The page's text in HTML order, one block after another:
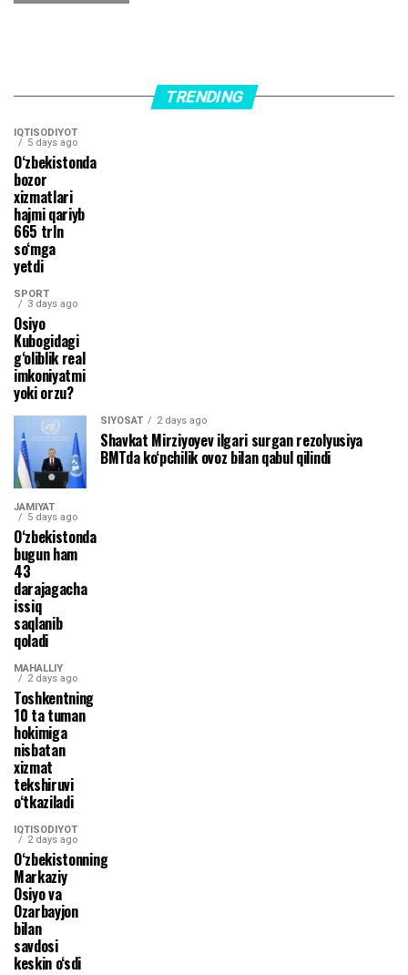
TRENDING
IQTISODIYOT
5 days ago
O‘zbekistonda
bozor
xizmatlari
hajmi qariyb
665 trln
so‘mga
yetdi
SPORT
3 days ago
Osiyo
Kubogidagi
g‘oliblik real
imkoniyatmi
yoki orzu?
SIYOSAT 2 days ago
Shavkat Mirziyoyev ilgari surgan rezolyusiya
BMTda ko‘pchilik ovoz bilan qabul qilindi
JAMIYAT
5 days ago
O‘zbekistonda
bugun ham
43
darajagacha
issiq
saqlanib
qoladi
MAHALLIY
2 days ago
Toshkentning
10 ta tuman
hokimiga
nisbatan
xizmat
tekshiruvi
o‘tkaziladi
IQTISODIYOT
2 days ago
O‘zbekistonning
Markaziy
Osiyo va
Ozarbayjon
bilan
savdosi
keskin o‘sdi